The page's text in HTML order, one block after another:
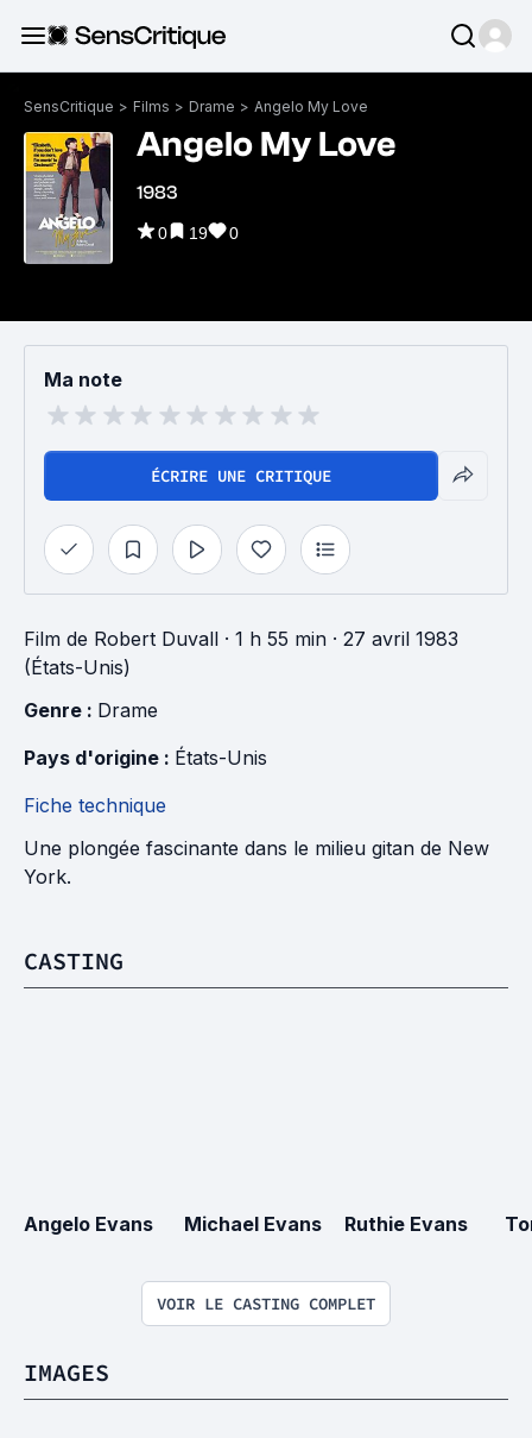
SensCritique > Films > Drame > Angelo My Love
Angelo My Love
1983
0 19 0
Ma note
ÉCRIRE UNE CRITIQUE
Film de Robert Duvall · 1 h 55 min · 27 avril 1983
(États-Unis)
Genre : Drame
Pays d'origine : États-Unis
Fiche technique
Une plongée fascinante dans le milieu gitan de New
York.
CASTING
Angelo Evans Michael Evans Ruthie Evans
VOIR LE CASTING COMPLET
IMAGES